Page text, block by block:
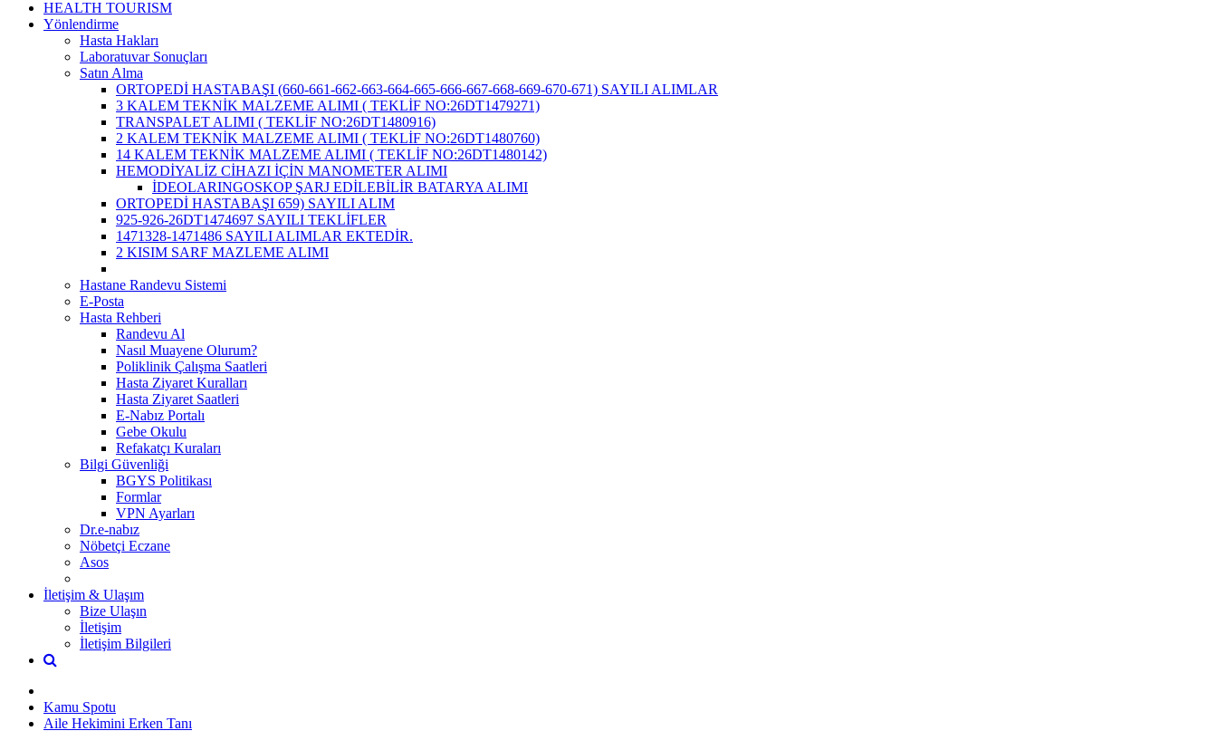
HEALTH TOURISM
Yönlendirme
Hasta Hakları
Laboratuvar Sonuçları
Satın Alma
ORTOPEDİ HASTABAŞI (660-661-662-663-664-665-666-667-668-669-670-671) SAYILI ALIMLAR
3 KALEM TEKNİK MALZEME ALIMI ( TEKLİF NO:26DT1479271)
TRANSPALET ALIMI ( TEKLİF NO:26DT1480916)
2 KALEM TEKNİK MALZEME ALIMI ( TEKLİF NO:26DT1480760)
14 KALEM TEKNİK MALZEME ALIMI ( TEKLİF NO:26DT1480142)
HEMODİYALİZ CİHAZI İÇİN MANOMETER ALIMI
İDEOLARINGOSKOP ŞARJ EDİLEBİLİR BATARYA ALIMI
ORTOPEDİ HASTABAŞI 659) SAYILI ALIM
925-926-26DT1474697 SAYILI TEKLİFLER
1471328-1471486 SAYILI ALIMLAR EKTEDİR.
2 KISIM SARF MAZLEME ALIMI
Hastane Randevu Sistemi
E-Posta
Hasta Rehberi
Randevu Al
Nasıl Muayene Olurum?
Poliklinik Çalışma Saatleri
Hasta Ziyaret Kuralları
Hasta Ziyaret Saatleri
E-Nabız Portalı
Gebe Okulu
Refakatçı Kuraları
Bilgi Güvenliği
BGYS Politikası
Formlar
VPN Ayarları
Dr.e-nabız
Nöbetçi Eczane
Asos
İletişim & Ulaşım
Bize Ulaşın
İletişim
İletişim Bilgileri
Kamu Spotu
Aile Hekimini Erken Tanı